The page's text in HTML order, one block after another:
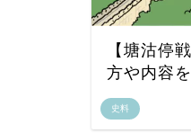
史料
【塘沽停
方や内容